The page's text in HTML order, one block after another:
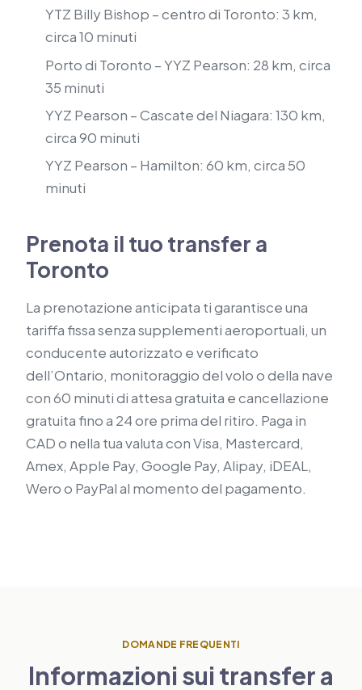
YTZ Billy Bishop – centro di Toronto: 3 km,
circa 10 minuti
Porto di Toronto – YYZ Pearson: 28 km, circa
35 minuti
YYZ Pearson – Cascate del Niagara: 130 km,
circa 90 minuti
YYZ Pearson – Hamilton: 60 km, circa 50
minuti
Prenota il tuo transfer a
Toronto
La prenotazione anticipata ti garantisce una
tariffa fissa senza supplementi aeroportuali, un
conducente autorizzato e verificato
dell’Ontario, monitoraggio del volo o della nave
con 60 minuti di attesa gratuita e cancellazione
gratuita fino a 24 ore prima del ritiro. Paga in
CAD o nella tua valuta con Visa, Mastercard,
Amex, Apple Pay, Google Pay, Alipay, iDEAL,
Wero o PayPal al momento del pagamento.
DOMANDE FREQUENTI
Informazioni sui transfer a